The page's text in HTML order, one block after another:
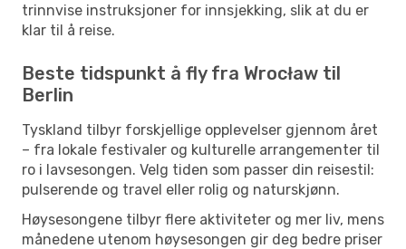
trinnvise instruksjoner for innsjekking, slik at du er
klar til å reise.
Beste tidspunkt å fly fra Wrocław til
Berlin
Tyskland tilbyr forskjellige opplevelser gjennom året
– fra lokale festivaler og kulturelle arrangementer til
ro i lavsesongen. Velg tiden som passer din reisestil:
pulserende og travel eller rolig og naturskjønn.
Høysesongene tilbyr flere aktiviteter og mer liv, mens
månedene utenom høysesongen gir deg bedre priser